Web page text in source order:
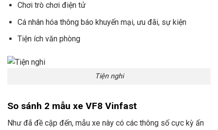
Chơi trò chơi điện tử
Cá nhân hóa thông báo khuyến mại, ưu đãi, sự kiện
Tiện ích văn phòng
Tiện nghi
So sánh 2 mẫu xe VF8 Vinfast
Như đã đề cập đến, mẫu xe này có các thông số cực kỳ ấn